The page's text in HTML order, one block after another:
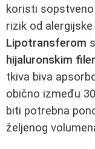
koristi
rizik od
Lipotransferom
hijaluronskim
tkiva biva
obično između
biti potrebna
željenog